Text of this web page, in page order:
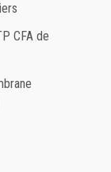
CFA de